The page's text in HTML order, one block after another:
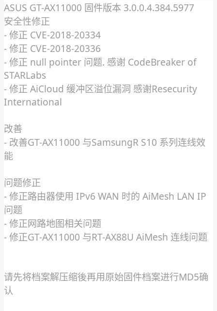
ASUS GT-AX11000 固件版本 3.0.0.4.384.5977
安全性修正
- 修正 CVE-2018-20334
- 修正 CVE-2018-20336
- 修正 null pointer 问题. 感谢 CodeBreaker of
STARLabs
- 修正 AiCloud 缓冲区溢位漏洞 感谢Resecurity
International
改善
- 改善GT-AX11000 与SamsungR S10 系列连线效
能
问题修正
- 修正路由器使用 IPv6 WAN 时的 AiMesh LAN IP
问题
- 修正网路地图相关问题
- 修正GT-AX11000 与RT-AX88U AiMesh 连线问题
请先将档案解压缩後再用原始固件档案进行MD5确
认